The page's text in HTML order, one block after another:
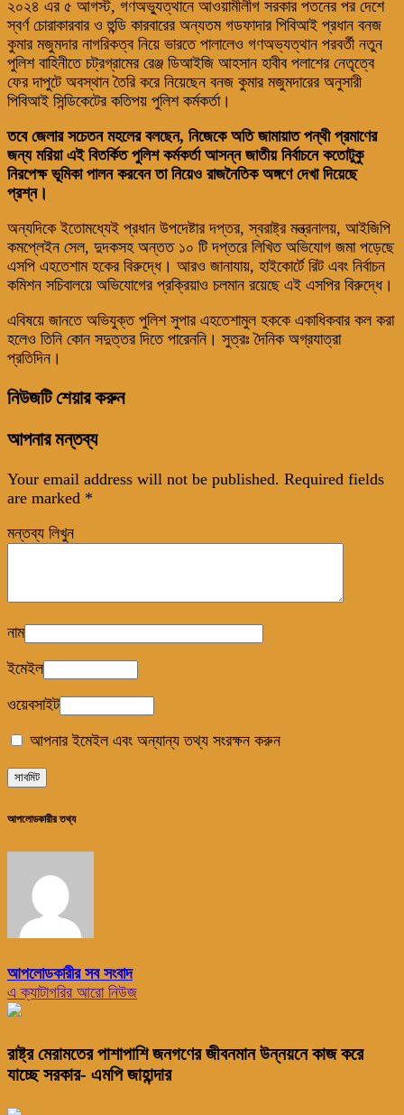
২০২৪ এর ৫ আগস্ট, গণঅভ্যুত্থানে আওয়ামীলীগ সরকার পতনের পর দেশে
স্বর্ণ চোরাকারবার ও হুন্ডি কারবারের অন্যতম গডফাদার পিবিআই প্রধান বনজ
কুমার মজুমদার নাগরিকত্ব নিয়ে ভারতে পালালেও গণঅভ্যত্থান পরবর্তী নতুন
পুলিশ বাহিনীতে চট্রগ্রামের রেঞ্জ ডিআইজি আহসান হাবীব পলাশের নেতৃত্বে
ফের দাপুটে অবস্থান তৈরি করে নিয়েছেন বনজ কুমার মজুমদারের অনুসারী
পিবিআই সিন্ডিকেটের কতিপয় পুলিশ কর্মকর্তা।
তবে জেলার সচেতন মহলের বলছেন, নিজেকে অতি জামায়াত পন্থী প্রমাণের
জন্য মরিয়া এই বিতর্কিত পুলিশ কর্মকর্তা আসন্ন জাতীয় নির্বাচনে কতোটুকু
নিরপেক্ষ ভূমিকা পালন করবেন তা নিয়েও রাজনৈতিক অঙ্গণে দেখা দিয়েছে
প্রশ্ন।
অন্যদিকে ইতোমধ্যেই প্রধান উপদেষ্টার দপ্তর, স্বরাষ্ট্র মন্ত্রনালয়, আইজিপি
কমপ্লেইন সেল, দুদকসহ অন্তত ১০ টি দপ্তরে লিখিত অভিযোগ জমা পড়েছে
এসপি এহতেশাম হকের বিরুদ্ধে। আরও জানাযায়, হাইকোর্টে রিট এবং নির্বাচন
কমিশন সচিবালয়ে অভিযোগের প্রক্রিয়াও চলমান রয়েছে এই এসপির বিরুদ্ধে।
এবিষয়ে জানতে অভিযুক্ত পুলিশ সুপার এহতেশামুল হককে একাধিকবার কল করা
হলেও তিনি কোন সদুত্তর দিতে পারেননি। সুত্রঃ দৈনিক অগ্রযাত্রা
প্রতিদিন।
নিউজটি শেয়ার করুন
আপনার মন্তব্য
Your email address will not be published. Required fields
are marked *
মন্তব্য লিখুন
নাম
ইমেইল
ওয়েবসাইট
আপনার ইমেইল এবং অন্যান্য তথ্য সংরক্ষন করুন
আপলোডকারীর তথ্য
আপলোডকারীর সব সংবাদ
এ ক্যাটাগরির আরো নিউজ
রাষ্ট্র মেরামতের পাশাপাশি জনগণের জীবনমান উন্নয়নে কাজ করে
যাচ্ছে সরকার- এমপি জাহান্দার